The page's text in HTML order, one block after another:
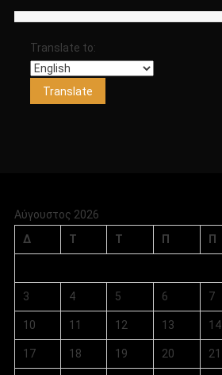
Translate to:
Αύγουστος 2026
Δ
Τ Τ Π Π
3 4 5 6 7
10 11 12 13 14
17 18 19 20 21